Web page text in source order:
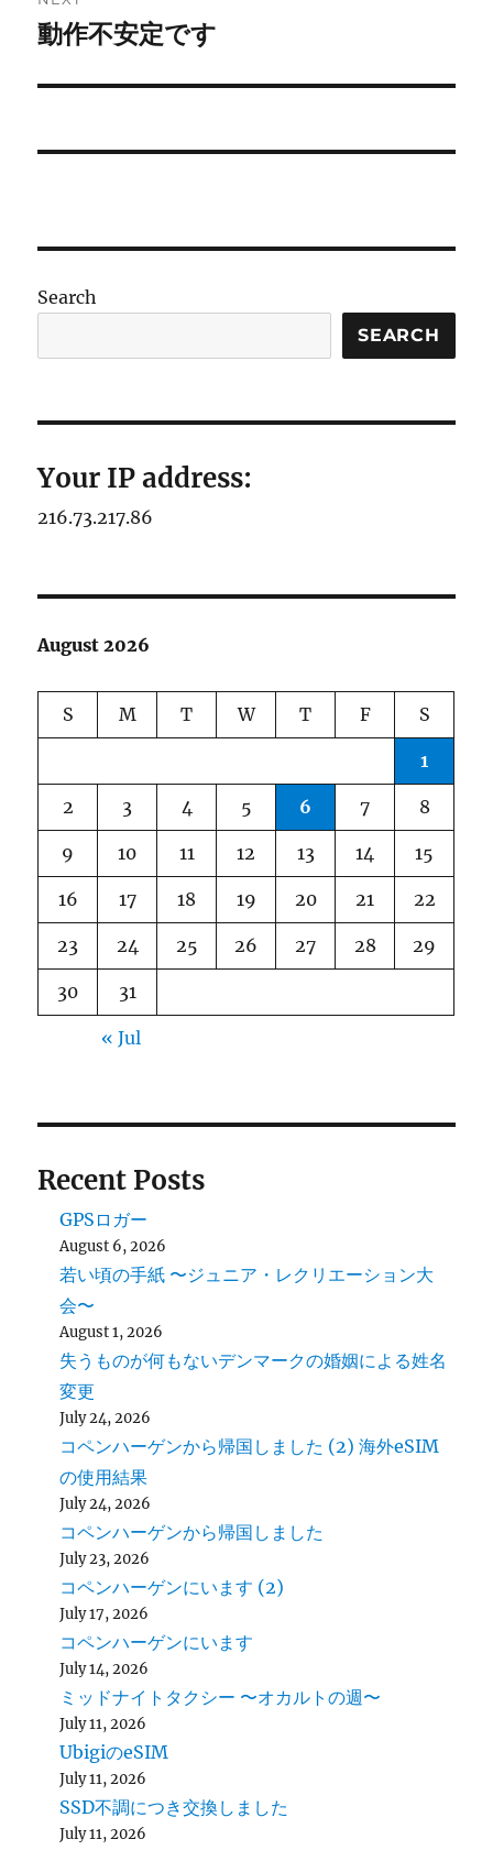
Next
動作不安定です
Search
SEARCH
Your IP address:
216.73.217.86
August 2026
S M T W T F S
1
2 3 4 5 6 7 8
9 10 11 12 13 14 15
16 17 18 19 20 21 22
23 24 25 26 27 28 29
30 31
« Jul
Recent Posts
GPSロガー
August 6, 2026
若い頃の手紙 〜ジュニア・レクリエーション大
会〜
August 1, 2026
失うものが何もないデンマークの婚姻による姓名
変更
July 24, 2026
コペンハーゲンから帰国しました (2) 海外eSIM
の使用結果
July 24, 2026
コペンハーゲンから帰国しました
July 23, 2026
コペンハーゲンにいます (2)
July 17, 2026
コペンハーゲンにいます
July 14, 2026
ミッドナイトタクシー 〜オカルトの週〜
July 11, 2026
UbigiのeSIM
July 11, 2026
SSD不調につき交換しました
July 11, 2026